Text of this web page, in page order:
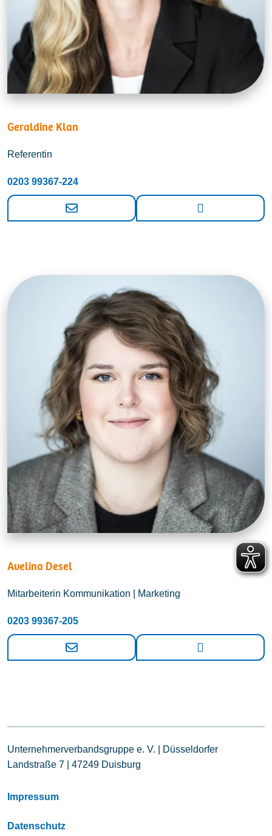
Geraldine Klan
Referentin
0203 99367-224
Avelina Desel
Mitarbeiterin Kommunikation | Marketing
0203 99367-205
Unternehmerverbandsgruppe e. V. | Düsseldorfer
Landstraße 7 | 47249 Duisburg
Impressum
Datenschutz